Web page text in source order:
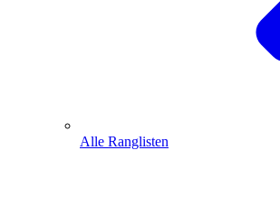
Alle Ranglisten